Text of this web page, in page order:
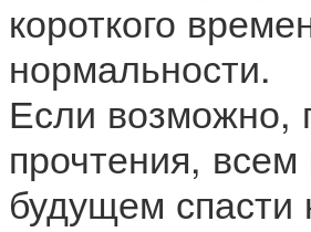
короткого
нормальности.
Если возможно,
прочтения,
будущем спасти